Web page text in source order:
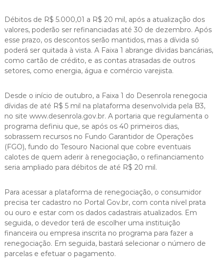
Débitos de R$ 5.000,01 a R$ 20 mil, após a atualização dos
valores, poderão ser refinanciadas até 30 de dezembro. Após
esse prazo, os descontos serão mantidos, mas a dívida só
poderá ser quitada à vista. A Faixa 1 abrange dívidas bancárias,
como cartão de crédito, e as contas atrasadas de outros
setores, como energia, água e comércio varejista.
Desde o início de outubro, a Faixa 1 do Desenrola renegocia
dívidas de até R$ 5 mil na plataforma desenvolvida pela B3,
no site www.desenrola.gov.br. A portaria que regulamenta o
programa definiu que, se após os 40 primeiros dias,
sobrassem recursos no Fundo Garantidor de Operações
(FGO), fundo do Tesouro Nacional que cobre eventuais
calotes de quem aderir à renegociação, o refinanciamento
seria ampliado para débitos de até R$ 20 mil.
Para acessar a plataforma de renegociação, o consumidor
precisa ter cadastro no Portal Gov.br, com conta nível prata
ou ouro e estar com os dados cadastrais atualizados. Em
seguida, o devedor terá de escolher uma instituição
financeira ou empresa inscrita no programa para fazer a
renegociação. Em seguida, bastará selecionar o número de
parcelas e efetuar o pagamento.